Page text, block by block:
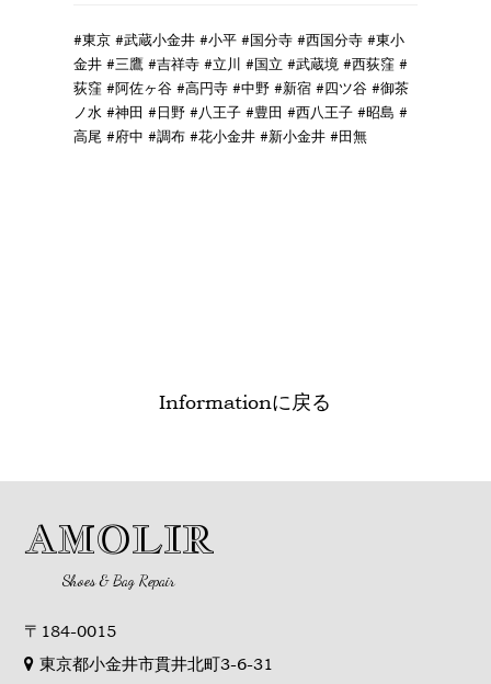
#東京 #武蔵小金井 #小平 #国分寺 #西国分寺 #東小
金井 #三鷹 #吉祥寺 #立川 #国立 #武蔵境 #西荻窪 #
荻窪 #阿佐ヶ谷 #高円寺 #中野 #新宿 #四ツ谷 #御茶
ノ水 #神田 #日野 #八王子 #豊田 #西八王子 #昭島 #
高尾 #府中 #調布 #花小金井 #新小金井 #田無
Informationに戻る
AMOLIR
Shoes & Bag Repair
〒184-0015
東京都小金井市貫井北町3-6-31